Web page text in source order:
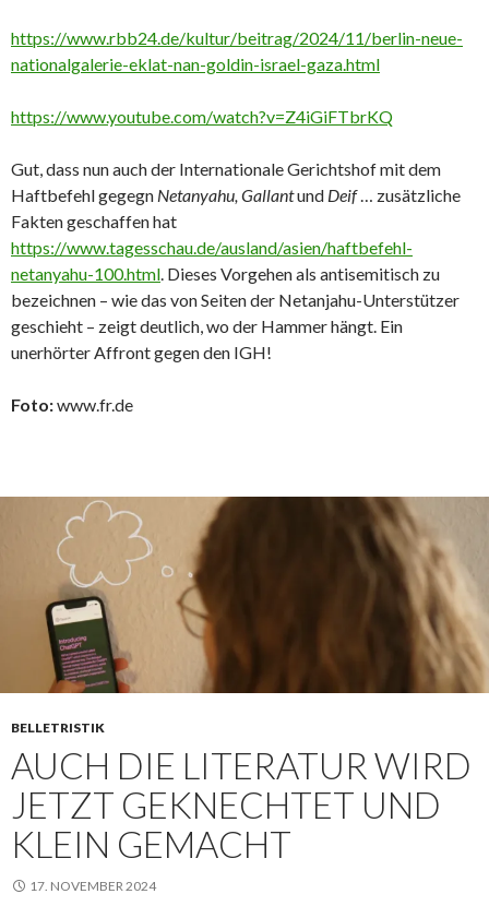
https://www.rbb24.de/kultur/beitrag/2024/11/berlin-neue-
nationalgalerie-eklat-nan-goldin-israel-gaza.html
https://www.youtube.com/watch?v=Z4iGiFTbrKQ
Gut, dass nun auch der Internationale Gerichtshof mit dem
Haftbefehl gegegn Netanyahu, Gallantund Deif… zusätzliche
Fakten geschaffen hat
https://www.tagesschau.de/ausland/asien/haftbefehl-
netanyahu-100.html. Dieses Vorgehen als antisemitisch zu
bezeichnen – wie das von Seiten der Netanjahu-Unterstützer
geschieht – zeigt deutlich, wo der Hammer hängt. Ein
unerhörter Affront gegen den IGH!
Foto:www.fr.de
BELLETRISTIK
AUCH DIE LITERATUR WIRD
JETZT GEKNECHTET UND
KLEIN GEMACHT
17. NOVEMBER 2024